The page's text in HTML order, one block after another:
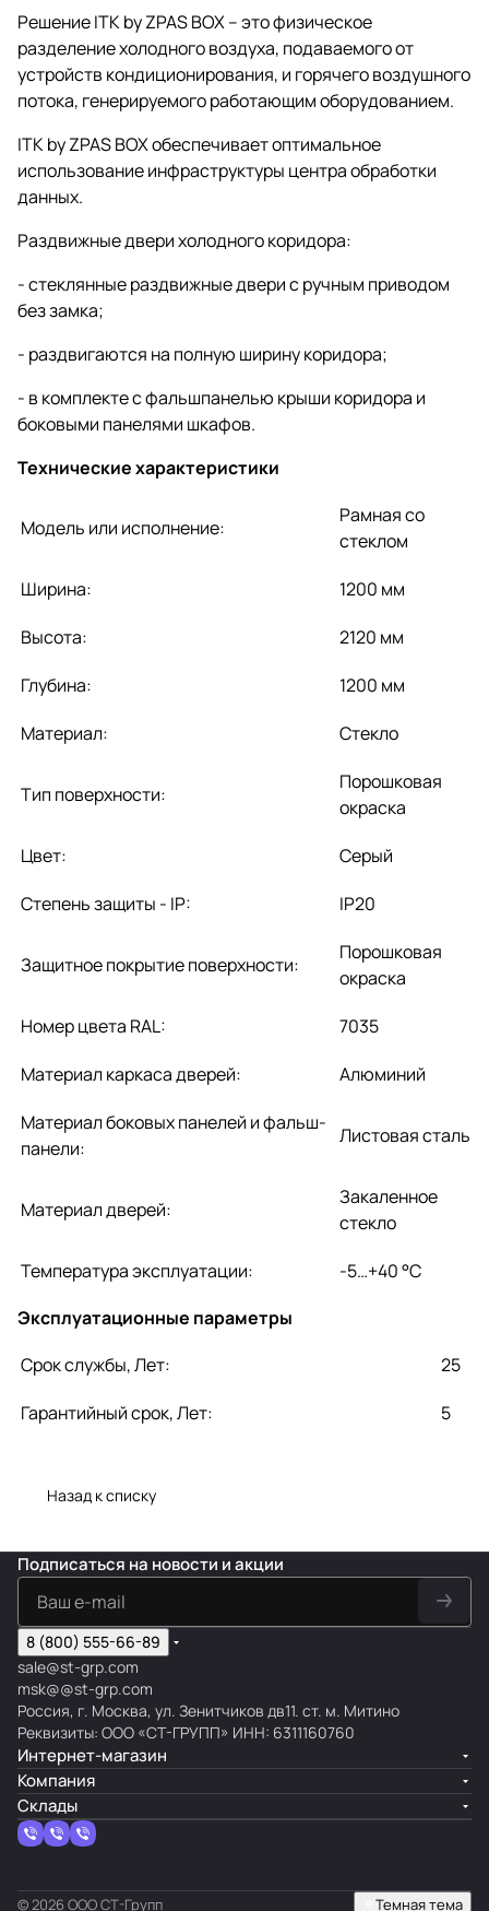
Решение ITK by ZPAS BOX – это физическое
разделение холодного воздуха, подаваемого от
устройств кондиционирования, и горячего воздушного
потока, генерируемого работающим оборудованием.
ITK by ZPAS BOX обеспечивает оптимальное
использование инфраструктуры центра обработки
данных.
Раздвижные двери холодного коридора:
- стеклянные раздвижные двери с ручным приводом
без замка;
- раздвигаются на полную ширину коридора;
- в комплекте с фальшпанелью крыши коридора и
боковыми панелями шкафов.
Технические характеристики
Модель или исполнение:
Рамная со
стеклом
Ширина:
1200 мм
Высота:
2120 мм
Глубина:
1200 мм
Материал:
Стекло
Тип поверхности:
Порошковая
окраска
Цвет:
Серый
Степень защиты - IP:
IP20
Защитное покрытие поверхности:
Порошковая
окраска
Номер цвета RAL:
7035
Материал каркаса дверей:
Алюминий
Материал боковых панелей и фальш-
панели:
Листовая сталь
Материал дверей:
Закаленное
стекло
Температура эксплуатации:
-5…+40 °C
Эксплуатационные параметры
Срок службы, Лет:
25
Гарантийный срок, Лет:
5
Назад к списку
Подписаться на новости и акции
8 (800) 555-66-89
sale@st-grp.com
msk@@st-grp.com
Россия, г. Москва, ул. Зенитчиков дв11. ст. м. Митино
Реквизиты: ООО «СТ-ГРУПП» ИНН: 6311160760
Интернет-магазин
Компания
Склады
© 2026 ООО СТ-Групп Темная тема